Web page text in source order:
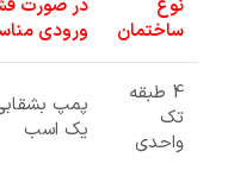
نوع
ساختمان
در صورت
ورودی
4 طبقه
تک
واحدی
پمپ
یک اسب